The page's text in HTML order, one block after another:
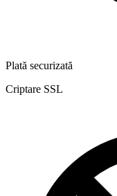
Plată securizată
Criptare SSL